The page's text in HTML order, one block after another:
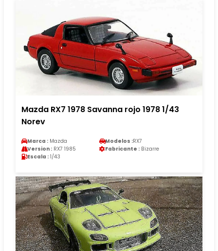
Mazda RX7 1978 Savanna rojo 1978 1/43
Norev
Marca : Mazda Modelos :RX7
Version : RX7 1985 Fabricante : Bizarre
Escala : 1/43